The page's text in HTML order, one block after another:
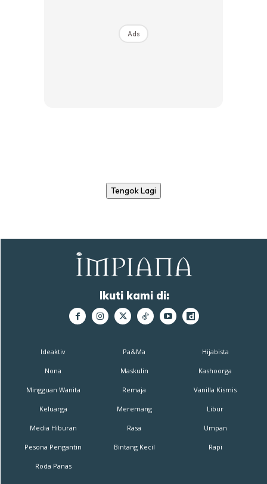
Ads
Tengok Lagi
Ikuti kami di:
Ideaktiv
Nona
Mingguan Wanita
Keluarga
Media Hiburan
Pesona Pengantin
Roda Panas
Pa&Ma
Maskulin
Remaja
Meremang
Rasa
Bintang Kecil
Hijabista
Kashoorga
Vanilla Kismis
Libur
Umpan
Rapi